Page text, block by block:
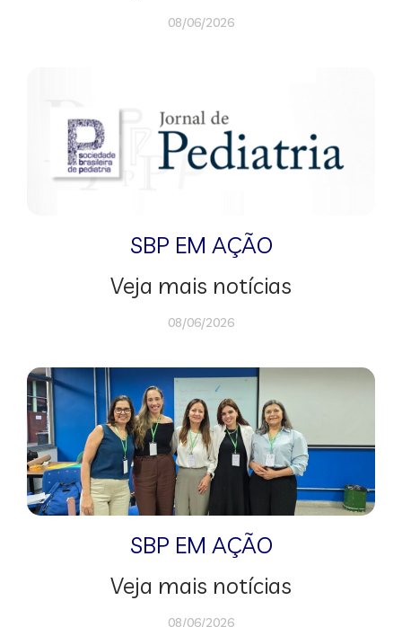
08/06/2026
SBP EM AÇÃO
Veja mais notícias
08/06/2026
SBP EM AÇÃO
Veja mais notícias
08/06/2026